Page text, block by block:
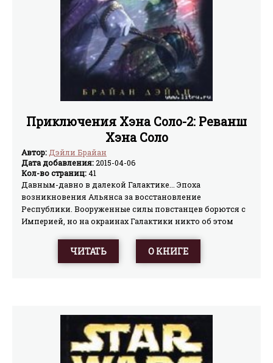
Приключения Хэна Соло-2: Реванш
Хэна Соло
Автор:Дэйли Брайан
Дата добавления:2015-04-06
Кол-во страниц:41
Давным-давно в далекой Галактике... Эпоха
возникновения Альянса за восстановление
Республики. Вооруженные силы повстанцев борются с
Империей, но на окраинах Галактики никто об этом
независимый от Империи сектор Галактики, известный
под названием Автаркия, который активно осваивается
финансовые дела. Но вскоре выясняется, что те, кто
зафрахтовал `Тысячелетний Сокол`, занимаются не
совсем чистыми делами... Секретная Полиция и
абордаж космических работорговцев, прекрасная
ЧИТАТЬ О КНИГЕ